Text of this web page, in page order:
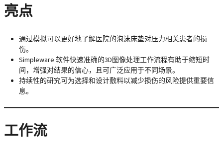
亮点
通过模拟可以更好地了解医院的泡沫床垫对压力相关患者的损
伤。
Simpleware 软件快速准确的3D图像处理工作流程有助于缩短时
间，增强对结果的信心，且可广泛应用于不同场景。
持续性的研究可为选择和设计敷料以减少损伤的风险提供重要信
息。
工作流